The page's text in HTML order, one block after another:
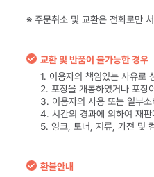
※ 주문취소 및 교환은 전화로만
교환 및 반품이 불가능한 경우
1. 이용자의 책임있는 사유로
2. 포장을 개봉하였거나 포장
3. 이용자의 사용 또는 일부
4. 시간의 경과에 의하여 재
5. 잉크, 토너, 지류, 가전 및
환불안내